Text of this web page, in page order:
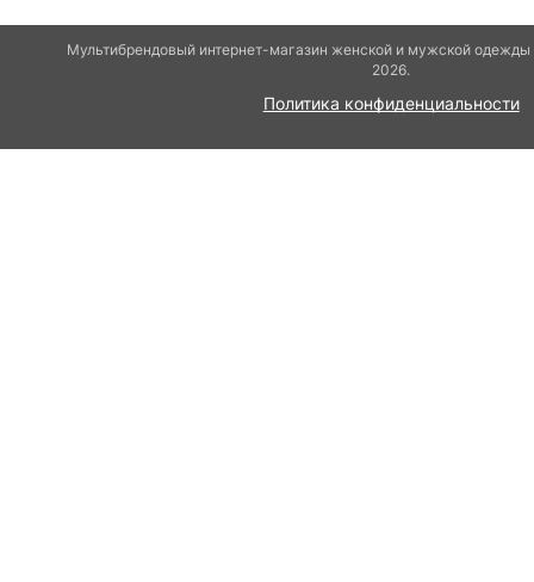
Мультибрендовый интернет-магазин женской и мужской
2026.
Политика конфиденциальности